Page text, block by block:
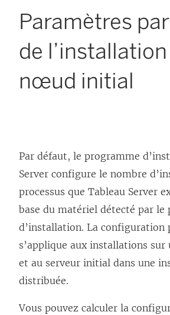
Paramètres
de
nœud initial
Par défaut, le programme
Server configure le nombre
processus que Tableau Server
base du matériel détecté par le
d’installation. La configuration
s’applique aux installations sur
et au serveur initial dans une
distribuée.
Vous pouvez calculer la